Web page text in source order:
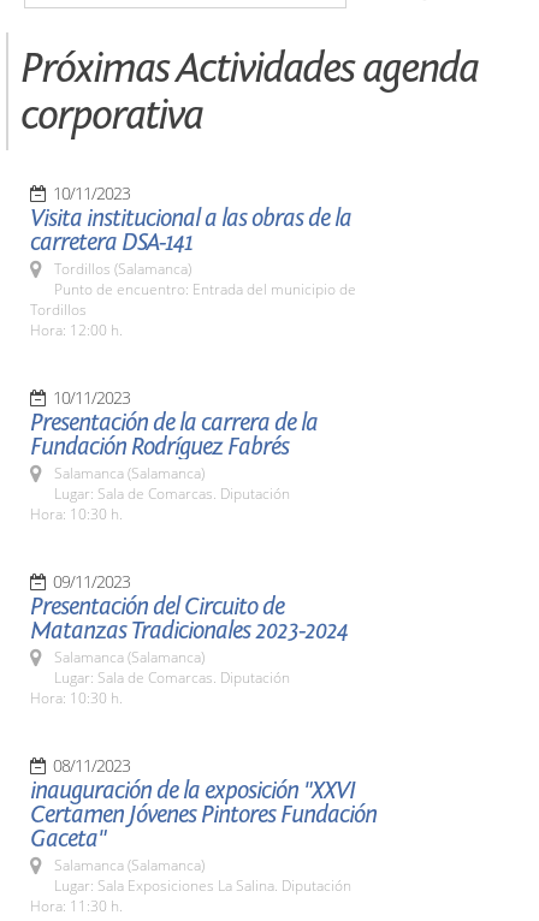
Próximas Actividades agenda
corporativa
10/11/2023
Visita institucional a las obras de la
carretera DSA-141
Tordillos (Salamanca)
Punto de encuentro: Entrada del municipio de
Tordillos
Hora: 12:00 h.
10/11/2023
Presentación de la carrera de la
Fundación Rodríguez Fabrés
Salamanca (Salamanca)
Lugar: Sala de Comarcas. Diputación
Hora: 10:30 h.
09/11/2023
Presentación del Circuito de
Matanzas Tradicionales 2023-2024
Salamanca (Salamanca)
Lugar: Sala de Comarcas. Diputación
Hora: 10:30 h.
08/11/2023
inauguración de la exposición "XXVI
Certamen Jóvenes Pintores Fundación
Gaceta"
Salamanca (Salamanca)
Lugar: Sala Exposiciones La Salina. Diputación
Hora: 11:30 h.